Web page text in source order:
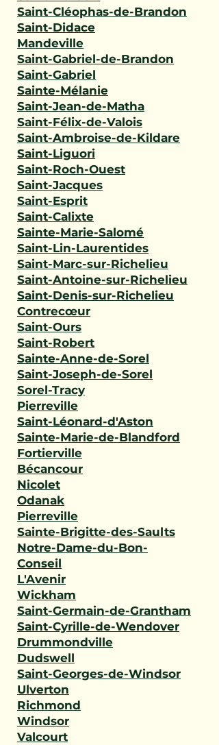
Saint-Cléophas-de-Brandon
Saint-Didace
Mandeville
Saint-Gabriel-de-Brandon
Saint-Gabriel
Sainte-Mélanie
Saint-Jean-de-Matha
Saint-Félix-de-Valois
Saint-Ambroise-de-Kildare
Saint-Liguori
Saint-Roch-Ouest
Saint-Jacques
Saint-Esprit
Saint-Calixte
Sainte-Marie-Salomé
Saint-Lin-Laurentides
Saint-Marc-sur-Richelieu
Saint-Antoine-sur-Richelieu
Saint-Denis-sur-Richelieu
Contrecœur
Saint-Ours
Saint-Robert
Sainte-Anne-de-Sorel
Saint-Joseph-de-Sorel
Sorel-Tracy
Pierreville
Saint-Léonard-d'Aston
Sainte-Marie-de-Blandford
Fortierville
Bécancour
Nicolet
Odanak
Pierreville
Sainte-Brigitte-des-Saults
Notre-Dame-du-Bon-
Conseil
L'Avenir
Wickham
Saint-Germain-de-Grantham
Saint-Cyrille-de-Wendover
Drummondville
Dudswell
Saint-Georges-de-Windsor
Ulverton
Richmond
Windsor
Valcourt